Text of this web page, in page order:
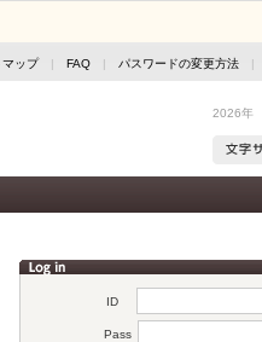
マップ| FAQ | パスワードの変更方法 |
2026年
ID
Pass